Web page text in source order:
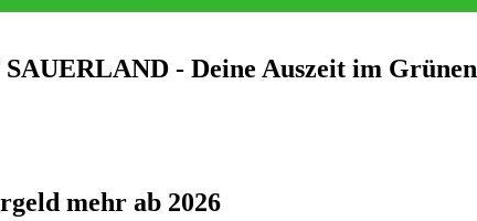
- Deine Auszeit im Grünen
mehr ab 2026